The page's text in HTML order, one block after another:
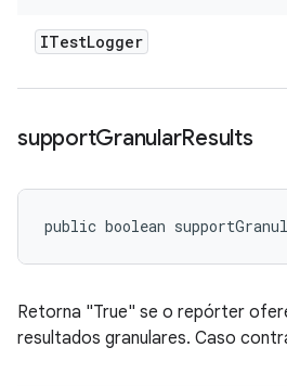
ITestLogger
supportGranularResults
public boolean
Retorna "True" se o repórter
resultados granulares. Caso